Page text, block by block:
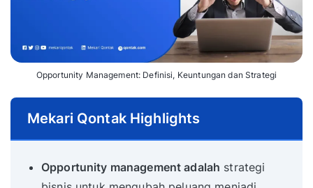
Opportunity Management: Definisi, Keuntungan dan Strategi
Mekari Qontak Highlights
Opportunity management adalah strategi